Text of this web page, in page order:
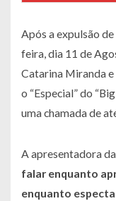
Após a expulsão
feira, dia 11 de
Catarina Miranda
o “Especial” do
uma chamada de
A apresentadora
falar enquanto
enquanto